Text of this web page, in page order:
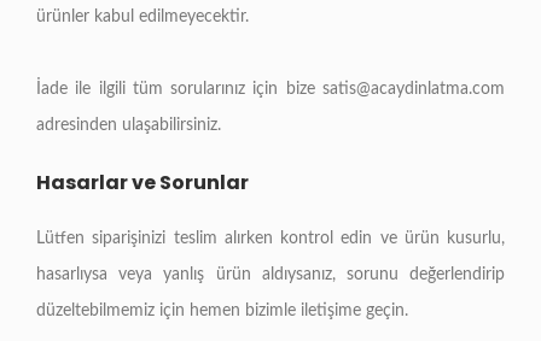
ürünler kabul edilmeyecektir.
İade ile ilgili tüm sorularınız için bize satis@acaydinlatma.com
adresinden ulaşabilirsiniz.
Hasarlar ve Sorunlar
Lütfen siparişinizi teslim alırken kontrol edin ve ürün kusurlu,
hasarlıysa veya yanlış ürün aldıysanız, sorunu değerlendirip
düzeltebilmemiz için hemen bizimle iletişime geçin.